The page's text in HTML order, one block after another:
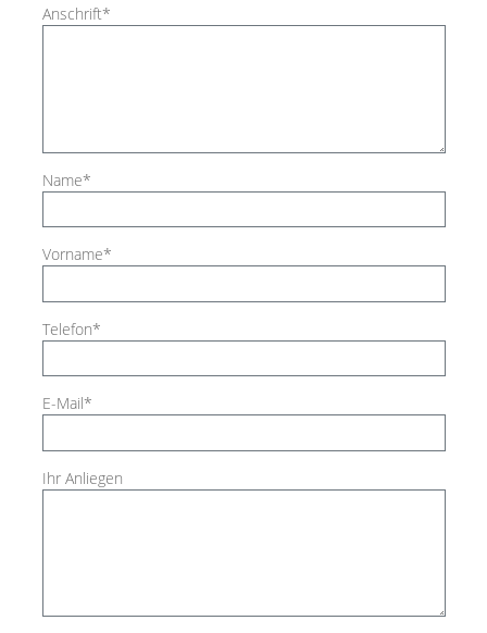
Anschrift*
Name*
Vorname*
Telefon*
E-Mail*
Ihr Anliegen